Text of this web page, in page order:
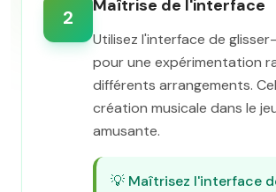
2
Maîtrise de l'interface
Utilisez l'interface de
pour une expérimentation
différents arrangements.
création musicale dans le
amusante.
💡 Maîtrisez l'interface